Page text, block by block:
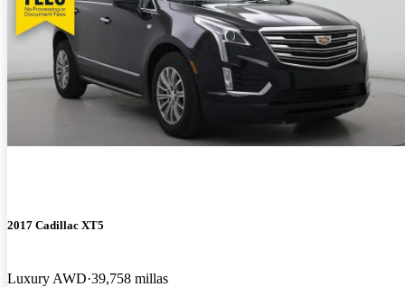
2017 Cadillac XT5
Luxury AWD 39,758 millas